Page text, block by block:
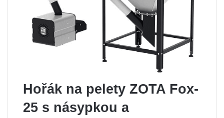
Hořák na pelety ZOTA Fox-
25 s násypkou a